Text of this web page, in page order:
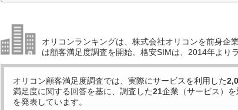
オリコンランキングは、株式会社オリコンを前身企
は顧客満足度調査を開始。格安SIMは、2014年より
オリコン顧客満足度調査では、実際にサービスを利用した
満足度に関する回答を基に、調査した21企業（サービス）
を発表しています。